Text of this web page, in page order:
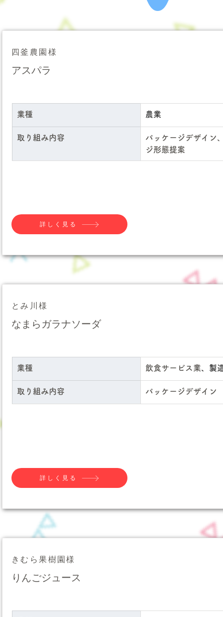
四釜農園様
アスパラ
業種 農業
取り組み内容
パッケージデザイン
ジ形態提案
詳しく見る
とみ川様
なまらガラナソーダ
業種 飲食サービス業 、製
取り組み内容 パッケージデザイン
詳しく見る
きむら果樹園様
りんごジュース